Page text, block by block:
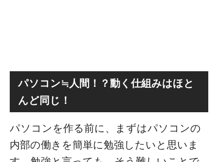
パソコン≒人間！？動く仕組みはほと
んど同じ！
パソコンを作る前に、まずはパソコンの
内部の働きを簡単に勉強したいと思いま